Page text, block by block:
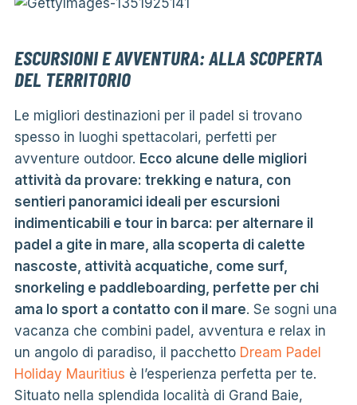
ESCURSIONI E AVVENTURA: ALLA SCOPERTA
DEL TERRITORIO
Le migliori destinazioni per il padel si trovano
spesso in luoghi spettacolari, perfetti per
avventure outdoor. Ecco alcune delle migliori
attività da provare: trekking e natura, con
sentieri panoramici ideali per escursioni
indimenticabili e tour in barca: per alternare il
padel a gite in mare, alla scoperta di calette
nascoste, attività acquatiche, come surf,
snorkeling e paddleboarding, perfette per chi
ama lo sport a contatto con il mare. Se sogni una
vacanza che combini padel, avventura e relax in
un angolo di paradiso, il pacchetto Dream Padel
Holiday Mauritius è l’esperienza perfetta per te.
Situato nella splendida località di Grand Baie,